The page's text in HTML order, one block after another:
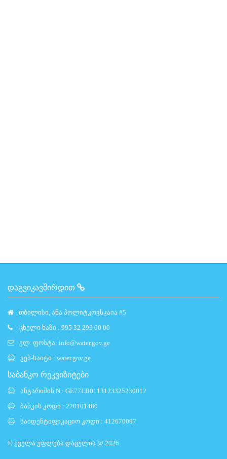
ᲓᲐᲒᲕᲘᲙᲐᲕᲨᲘᲠᲓᲘᲗ
თბილისი, ანა პოლიტკოვსკაია #5
ცხელი ხაზი : 995 32 293 00 00
ელ. ფოსტა: info@water.gov.ge
ვებ-საიტი : water.gov.ge
საბანკო რეკვიზიტები
ანგარიშის N : GE77LB0113123325230012
ბანკის კოდი : 220101480
საიდენტიფიკაციო კოდი : 412670097
© ყველა უფლება დაცულია @ 2026